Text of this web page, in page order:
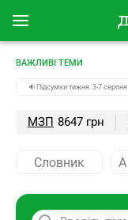
ВАЖЛИВІ ТЕМИ
🔉Підсумки тижня. 3-7 серпня
МЗП 8647 грн
Словник А